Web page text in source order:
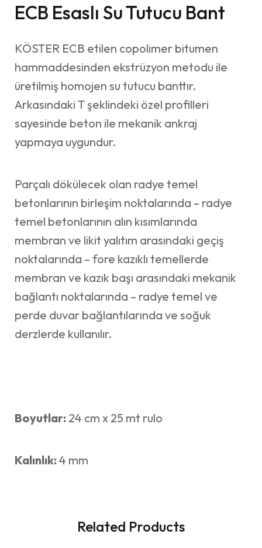
ECB Esaslı Su Tutucu Bant
KÖSTER ECB etilen copolimer bitumen
hammaddesinden ekstrüzyon metodu ile
üretilmiş homojen su tutucu banttır.
Arkasındaki T şeklindeki özel profilleri
sayesinde beton ile mekanik ankraj
yapmaya uygundur.
Parçalı dökülecek olan radye temel
betonlarının birleşim noktalarında – radye
temel betonlarının alın kısımlarında
membran ve likit yalıtım arasındaki geçiş
noktalarında – fore kazıklı temellerde
membran ve kazık başı arasındaki mekanik
bağlantı noktalarında – radye temel ve
perde duvar bağlantılarında ve soğuk
derzlerde kullanılır.
Boyutlar: 24 cm x 25 mt rulo
Kalınlık: 4 mm
Related Products